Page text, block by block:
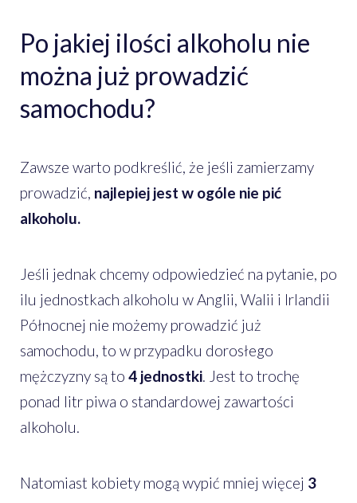
Po jakiej ilości alkoholu nie
można już prowadzić
samochodu?
Zawsze warto podkreślić, że jeśli zamierzamy
prowadzić, najlepiej jest w ogóle nie pić
alkoholu.
Jeśli jednak chcemy odpowiedzieć na pytanie, po
ilu jednostkach alkoholu w Anglii, Walii i Irlandii
Północnej nie możemy prowadzić już
samochodu, to w przypadku dorosłego
mężczyzny są to 4 jednostki. Jest to trochę
ponad litr piwa o standardowej zawartości
alkoholu.
Natomiast kobiety mogą wypić mniej więcej 3